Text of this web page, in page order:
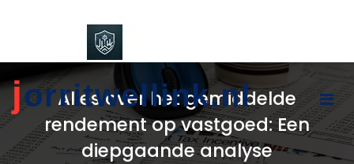
jorritwellink.nl
Alles over het gemiddelde
rendement op vastgoed: Een
diepgaande analyse